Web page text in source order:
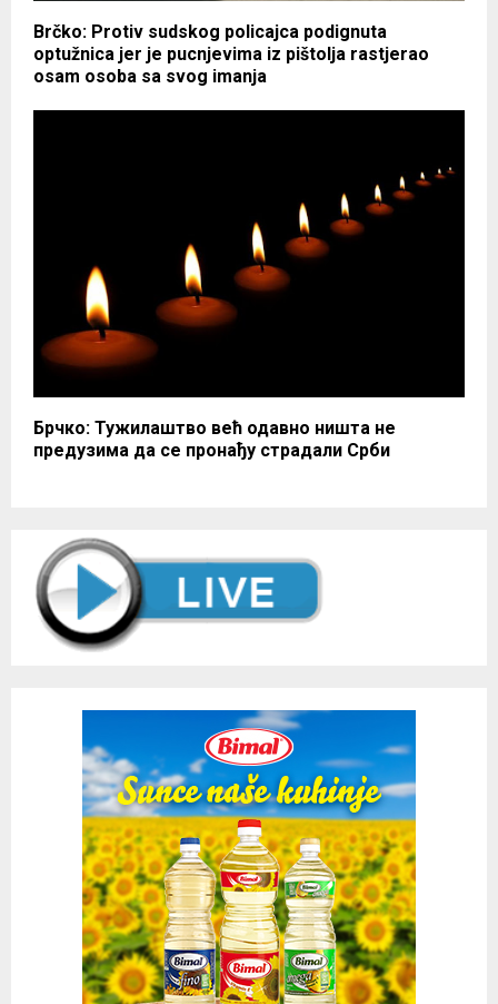
Brčko: Protiv sudskog policajca podignuta
optužnica jer je pucnjevima iz pištolja rastjerao
osam osoba sa svog imanja
Брчко: Тужилаштво већ одавно ништа не
предузима да се пронађу страдали Срби